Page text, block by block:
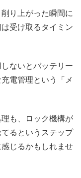
り上がった瞬間に
受け取るタイミン
ないとバッテリー
電管理という「メ
も、ロック機構が
るというステップ
じるかもしれませ